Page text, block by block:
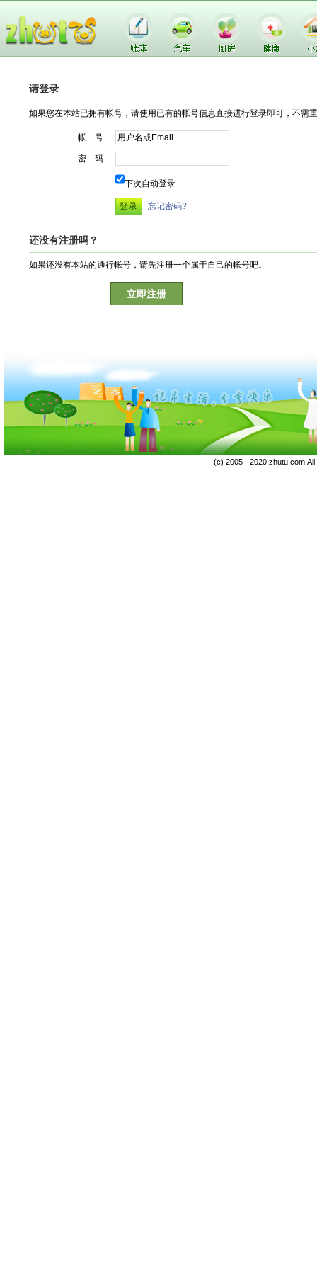
请登录
如果您在本站已拥有帐号，请使用已有的帐号信息直接进行登录即可，不需
帐 号
密 码
下次自动登录
忘记密码?
还没有注册吗？
如果还没有本站的通行帐号，请先注册一个属于自己的帐号吧。
立即注册
(c) 2005 - 2020